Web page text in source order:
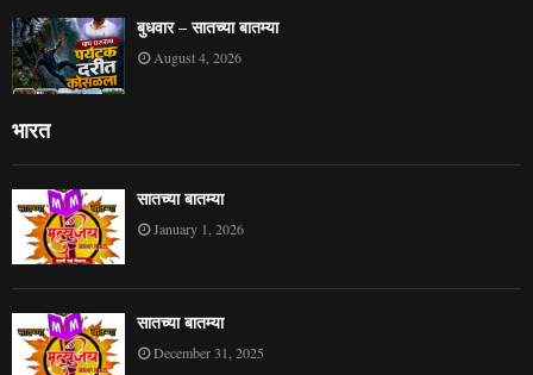
बुधवार – सातच्या बातम्या
August 4, 2026
भारत
सातच्या बातम्या
January 1, 2026
सातच्या बातम्या
December 31, 2025